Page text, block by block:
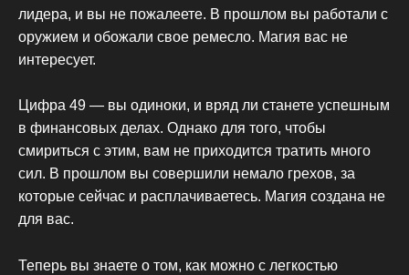
лидера, и вы не пожалеете. В прошлом вы работали с
оружием и обожали свое ремесло. Магия вас не
интересует.
Цифра 49 — вы одиноки, и вряд ли станете успешным
в финансовых делах. Однако для того, чтобы
смириться с этим, вам не приходится тратить много
сил. В прошлом вы совершили немало грехов, за
которые сейчас и расплачиваетесь. Магия создана не
для вас.
Теперь вы знаете о том, как можно с легкостью